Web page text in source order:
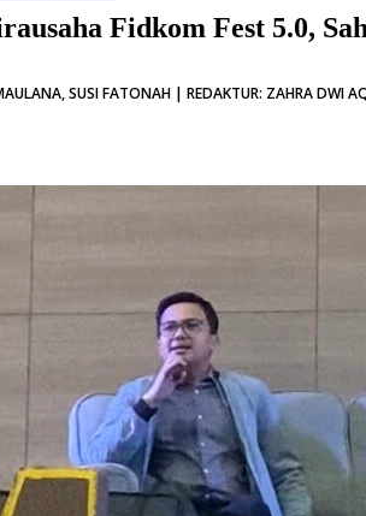
Fidkom Fest 5.0,
SUSI FATONAH | REDAKTUR: ZAHRA DWI